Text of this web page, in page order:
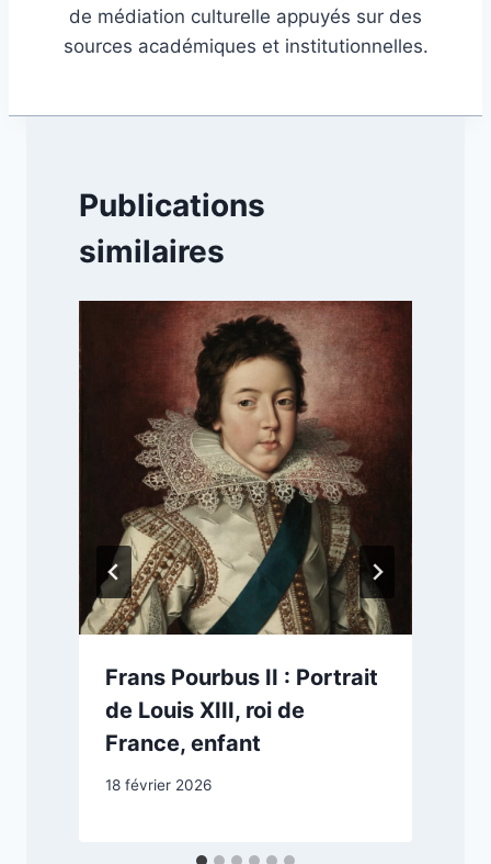
de médiation culturelle appuyés sur des
sources académiques et institutionnelles.
Publications
similaires
Frans Pourbus II : Portrait
de Louis XIII, roi de
France, enfant
18 février 2026